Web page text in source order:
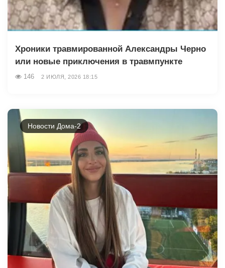
Хроники травмированной Александры Черно
или новые приключения в травмпункте
146 2 ИЮЛЯ, 2026 18:15
Новости Дома-2